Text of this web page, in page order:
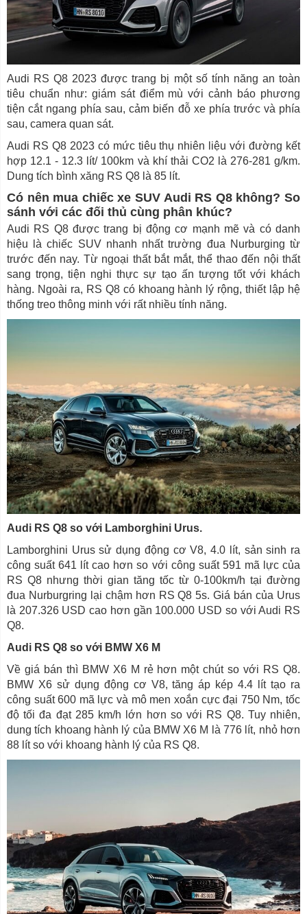
Audi RS Q8 2023 được trang bị một số tính năng an toàn
tiêu chuẩn như: giám sát điểm mù với cảnh báo phương
tiện cắt ngang phía sau, cảm biến đỗ xe phía trước và phía
sau, camera quan sát.
Audi RS Q8 2023 có mức tiêu thụ nhiên liệu với đường kết
hợp 12.1 - 12.3 lít/ 100km và khí thải CO2 là 276-281 g/km.
Dung tích bình xăng RS Q8 là 85 lít.
Có nên mua chiếc xe SUV Audi RS Q8 không? So
sánh với các đối thủ cùng phân khúc?
Audi RS Q8 được trang bị động cơ mạnh mẽ và có danh
hiệu là chiếc SUV nhanh nhất trường đua Nurburging từ
trước đến nay. Từ ngoại thất bắt mắt, thể thao đến nội thất
sang trọng, tiện nghi thực sự tạo ấn tượng tốt với khách
hàng. Ngoài ra, RS Q8 có khoang hành lý rộng, thiết lập hệ
thống treo thông minh với rất nhiều tính năng.
Audi RS Q8 so với Lamborghini Urus.
Lamborghini Urus sử dụng động cơ V8, 4.0 lít, sản sinh ra
công suất 641 lít cao hơn so với công suất 591 mã lực của
RS Q8 nhưng thời gian tăng tốc từ 0-100km/h tại đường
đua Nurburgring lại chậm hơn RS Q8 5s. Giá bán của Urus
là 207.326 USD cao hơn gần 100.000 USD so với Audi RS
Q8.
Audi RS Q8 so với BMW X6 M
Về giá bán thì BMW X6 M rẻ hơn một chút so với RS Q8.
BMW X6 sử dụng động cơ V8, tăng áp kép 4.4 lít tạo ra
công suất 600 mã lực và mô men xoắn cực đại 750 Nm, tốc
độ tối đa đạt 285 km/h lớn hơn so với RS Q8. Tuy nhiên,
dung tích khoang hành lý của BMW X6 M là 776 lít, nhỏ hơn
88 lít so với khoang hành lý của RS Q8.